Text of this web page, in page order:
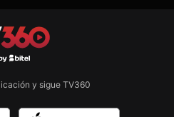
y sigue TV360